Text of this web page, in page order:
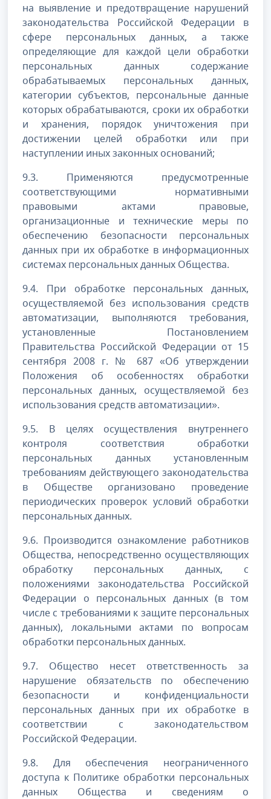
на выявление и предотвращение нарушений
законодательства Российской Федерации в
сфере персональных данных, а также
определяющие для каждой цели обработки
персональных данных содержание
обрабатываемых персональных данных,
категории субъектов, персональные данные
которых обрабатываются, сроки их обработки
и хранения, порядок уничтожения при
достижении целей обработки или при
наступлении иных законных оснований;
9.3. Применяются предусмотренные
соответствующими нормативными
правовыми актами правовые,
организационные и технические меры по
обеспечению безопасности персональных
данных при их обработке в информационных
системах персональных данных Общества.
9.4. При обработке персональных данных,
осуществляемой без использования средств
автоматизации, выполняются требования,
установленные Постановлением
Правительства Российской Федерации от 15
сентября 2008 г. № 687 «Об утверждении
Положения об особенностях обработки
персональных данных, осуществляемой без
использования средств автоматизации».
9.5. В целях осуществления внутреннего
контроля соответствия обработки
персональных данных установленным
требованиям действующего законодательства
в Обществе организовано проведение
периодических проверок условий обработки
персональных данных.
9.6. Производится ознакомление работников
Общества, непосредственно осуществляющих
обработку персональных данных, с
положениями законодательства Российской
Федерации о персональных данных (в том
числе с требованиями к защите персональных
данных), локальными актами по вопросам
обработки персональных данных.
9.7. Общество несет ответственность за
нарушение обязательств по обеспечению
безопасности и конфиденциальности
персональных данных при их обработке в
соответствии с законодательством
Российской Федерации.
9.8. Для обеспечения неограниченного
доступа к Политике обработки персональных
данных Общества и сведениям о